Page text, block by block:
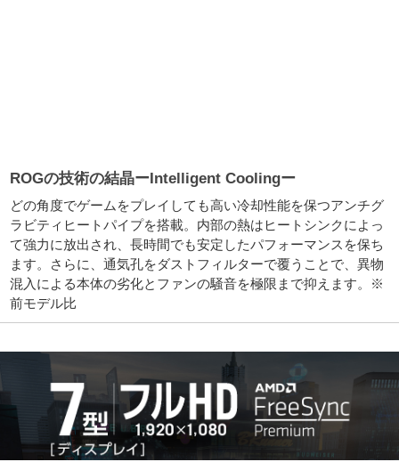
ROGの技術の結晶ーIntelligent Coolingー
どの角度でゲームをプレイしても高い冷却性能を保つアンチグ
ラビティヒートパイプを搭載。内部の熱はヒートシンクによっ
て強力に放出され、長時間でも安定したパフォーマンスを保ち
ます。さらに、通気孔をダストフィルターで覆うことで、異物
混入による本体の劣化とファンの騒音を極限まで抑えます。※
前モデル比